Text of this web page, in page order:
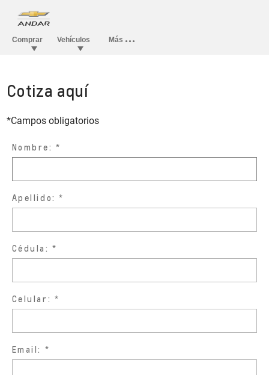
Cotiza aquí
*Campos obligatorios
Nombre:
Apellido:
Cédula:
Celular:
Email: